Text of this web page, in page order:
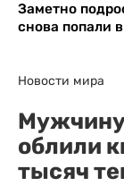
Заметно
снова попали
Новости мира
Мужчину
облили
тысяч